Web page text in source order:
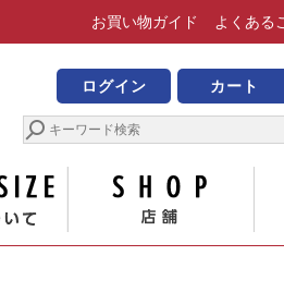
お買い物ガイド よくある
靴の専門店 ビッグ
ログイン カート
サイズについて